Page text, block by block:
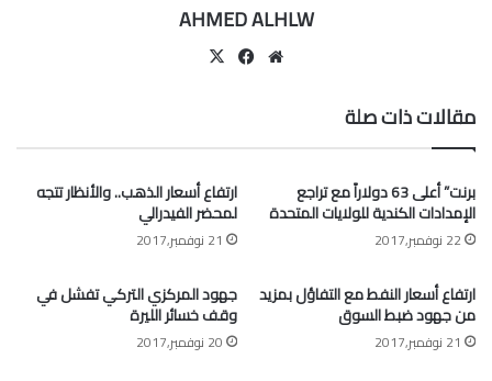
AHMED ALHLW
موقعفيسبوك
مقالات ذات صلة
برنت” أعلى 63 دولاراً مع تراجع
الإمدادات الكندية للولايات المتحدة
22 نوفمبر,2017
ارتفاع أسعار الذهب.. والأنظار تتجه
لمحضر الفيدرالي
21 نوفمبر,2017
ارتفاع أسعار النفط مع التفاؤل بمزيد
من جهود ضبط السوق
21 نوفمبر,2017
جهود المركزي التركي تفشل في
وقف خسائر الليرة
20 نوفمبر,2017